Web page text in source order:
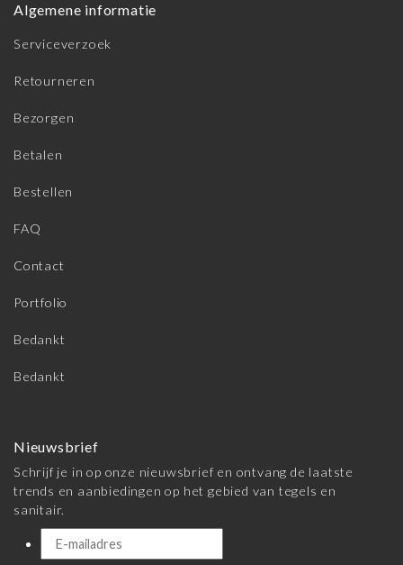
Algemene informatie
Serviceverzoek
Retourneren
Bezorgen
Betalen
Bestellen
FAQ
Contact
Portfolio
Bedankt
Bedankt
Nieuwsbrief
Schrijf je in op onze nieuwsbrief en ontvang de laatste
trends en aanbiedingen op het gebied van tegels en
sanitair.